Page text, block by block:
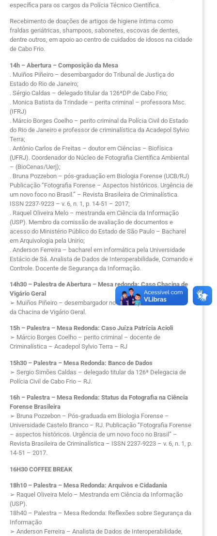
específica para os cargos da Polícia Técnico Científica.
Recebimento de doações de artigos de higiene íntima como
fraldas geriátricas, shampoos, sabonetes, escovas de dentes,
dentre outros, em apoio ao centro de cuidados de idosos na cidade
de Cabo Frio.
14h – Abertura – Composição da Mesa
. Muiños Piñeiro – desembargador do Tribunal de Justiça do
Estado do Rio de Janeiro;
. Sérgio Caldas – delegado titular da 126ªDP de Cabo Frio;
. Monica Batista da Trindade – perita criminal – professora Msc.
(IFRJ)
. Márcio Borges Coelho – perito criminal da Polícia Civil do Estado
do Rio de Janeiro e professor de criminalística da Acadepol Sylvio
Terra;
. Antônio Carlos de Freitas – doutor em Ciências – Biofísica
(UFRJ). Coordenador do Núcleo de Fotografia Científica Ambiental
– (BioCenas/Uerj);
. Bruna Pozzebon – pós-graduação em Biologia Forense (UCB/RJ)
Publicação “Fotografia Forense – Aspectos históricos. Urgência de
um novo foco no Brasil.” – Revista Brasileira de Criminalística.
ISSN 2237-9223 – v. 6, n. 1, p. 14-51 – 2017;
. Raquel Oliveira Melo – mestranda em Ciência da Informação
(USP). Membro da comissão de avaliação de documentos e
acesso do Ministério Público do Estado de São Paulo – Bacharel
em Arquivologia pela Unirio;
. Anderson Ferreira – bacharel em informática pela Universidade
Estácio de Sá. Analista de Dados de Interoperabilidade, Comando e
Controle. Docente de Segurança da Informação.
14h30 – Palestra de Abertura – Mesa redonda: Caso Chacina de
Vigário Geral
➢ Muiños Piñeiro – desembargador no TJRJ e promotor do caso
da Chacina de Vigário Geral.
15h – Palestra – Mesa Redonda: Caso Juíza Patrícia Acioli
➢ Márcio Borges Coelho – perito criminal – docente de
Criminalística – Acadepol Sylvio Terra – RJ
15h30 – Palestra – Mesa Redonda: Banco de Dados
➢ Sergio Simões Caldas – delegado titular da 126ª Delegacia de
Polícia Civil de Cabo Frio – RJ.
16h – Palestra – Mesa Redonda: Status da Fotografia na Ciência
Forense Brasileira
➢ Bruna Pozzebon – Pós-graduada em Biologia Forense –
Universidade Castelo Branco – RJ. Publicação “Fotografia Forense
– aspectos históricos. Urgência de um novo foco no Brasil” –
Revista Brasileira de Criminalística – ISSN 2237-9223 – v. 6, n. 1, p.
14-51 – 2017.
16H30 COFFEE BREAK
18h10 – Palestra – Mesa Redonda: Arquivos e Cidadania
➢ Raquel Oliveira Melo – Mestranda em Ciência da Informação
(USP).
18h40 – Palestra – Mesa Redonda: Reflexões sobre Segurança da
Informação
➢ Anderson Ferreira – Analista de Dados de Interoperabilidade,